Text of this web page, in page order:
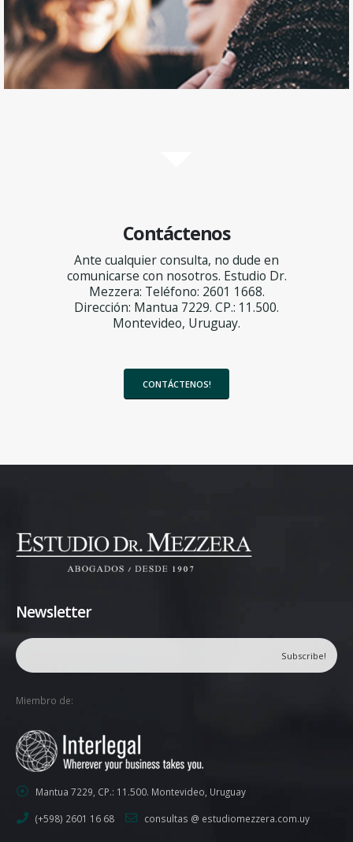
Contáctenos
Ante cualquier consulta, no dude en
comunicarse con nosotros. Estudio Dr.
Mezzera: Teléfono: 2601 1668.
Dirección: Mantua 7229. CP.: 11.500.
Montevideo, Uruguay.
CONTÁCTENOS!
Newsletter
Miembro de:
Mantua 7229, CP.: 11.500. Montevideo, Uruguay
(+598) 2601 16 68 consultas @ estudiomezzera.com.uy